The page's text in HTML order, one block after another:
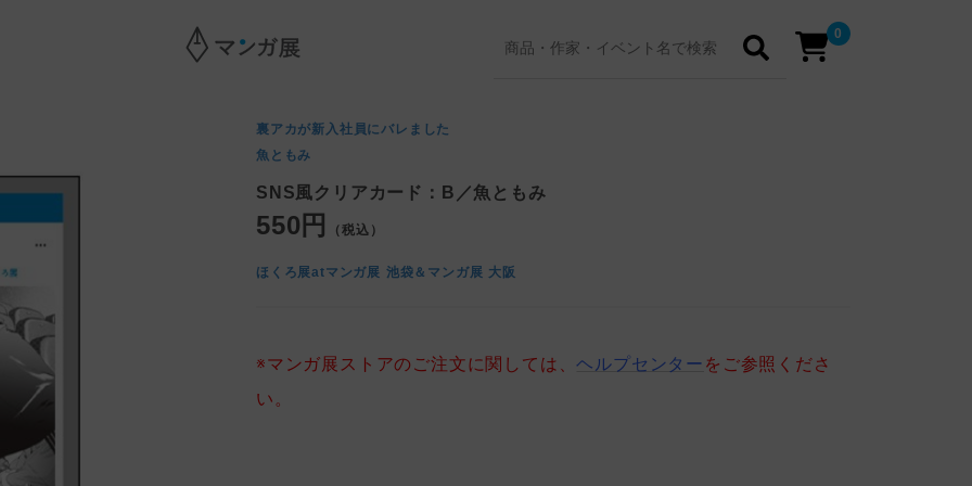
0
裏アカが新入社員にバレました
魚ともみ
SNS風クリアカード：B／魚ともみ
550円 （税込）
ほくろ展atマンガ展 池袋＆マンガ展 大阪
※マンガ展ストアのご注文に関しては、ヘルプセンター をご参照くださ
い。